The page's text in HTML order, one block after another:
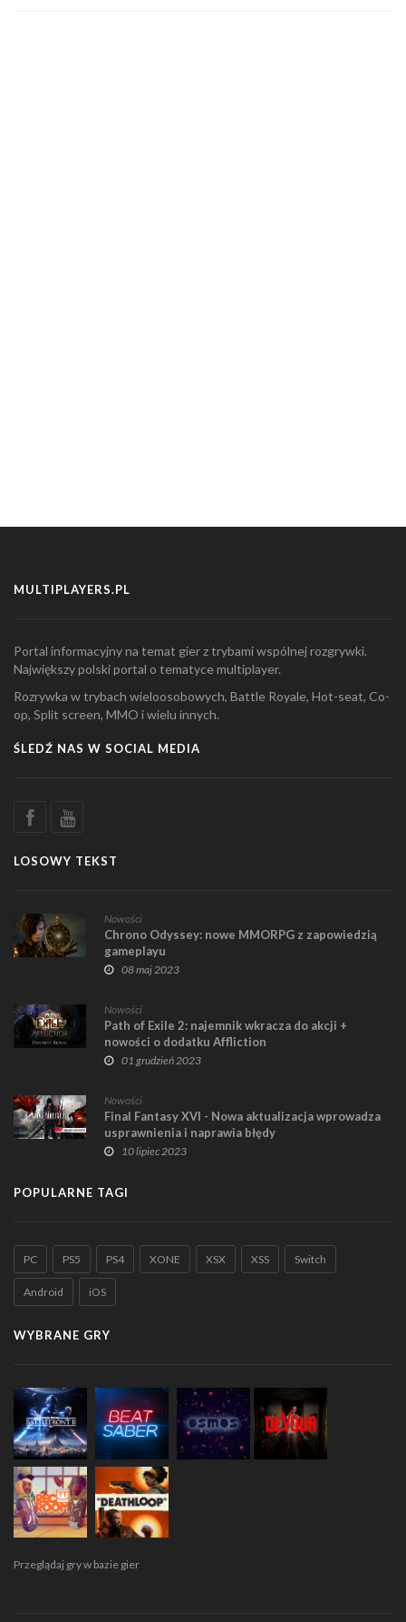
MULTIPLAYERS.PL
Portal informacyjny na temat gier z trybami wspólnej rozgrywki.
Największy polski portal o tematyce multiplayer.
Rozrywka w trybach wieloosobowych, Battle Royale, Hot-seat, Co-
op, Split screen, MMO i wielu innych.
ŚLEDŹ NAS W SOCIAL MEDIA
LOSOWY TEKST
Nowości
Chrono Odyssey: nowe MMORPG z zapowiedzią
gameplayu
08 maj 2023
Nowości
Path of Exile 2: najemnik wkracza do akcji +
nowości o dodatku Affliction
01 grudzień 2023
Nowości
Final Fantasy XVI - Nowa aktualizacja wprowadza
usprawnienia i naprawia błędy
10 lipiec 2023
POPULARNE TAGI
PC PS5 PS4 XONE XSX XSS Switch
Android iOS
WYBRANE GRY
Przeglądaj gry w bazie gier